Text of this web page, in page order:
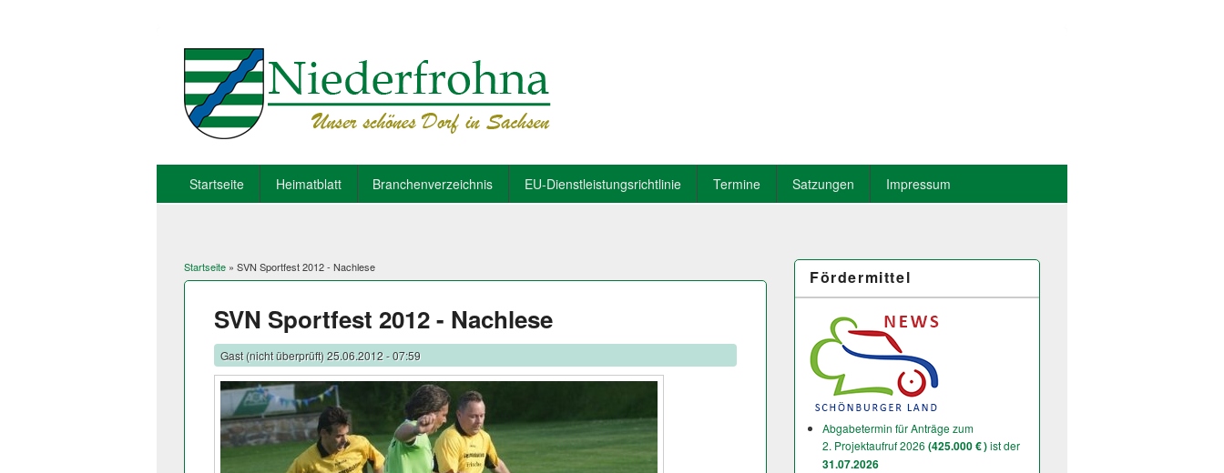
Startseite Heimatblatt Branchenverzeichnis EU-Dienstleistungsrichtlinie Termine Satzungen Impressum
Sie sind hier
Startseite » SVN Sportfest 2012 - Nachlese
SVN Sportfest 2012 - Nachlese
Gast (nicht überprüft)25.06.2012 - 07:59
Fördermittel
Abgabetermin für Anträge zum
2. Projektaufruf 2026 (425.000 € )ist der
31.07.2026